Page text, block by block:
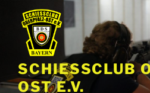
Inhalt
springen
SCHIESSCLUB
OST E.V.